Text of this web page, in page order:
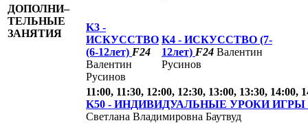
ДОПОЛНИ–
ТЕЛЬНЫЕ
ЗАНЯТИЯ
K3 -
ИСКУССТВО
(6-12лет) F24
Валентин
Русинов
K4 - ИСКУССТВО (7-
12лет) F24 Валентин
Русинов
11:00, 11:30, 12:00, 12:30, 13:00, 13:30, 14:00,
K50 - ИНДИВИДУАЛЬНЫЕ УРОКИ
Светлана Владимировна Баутвуд